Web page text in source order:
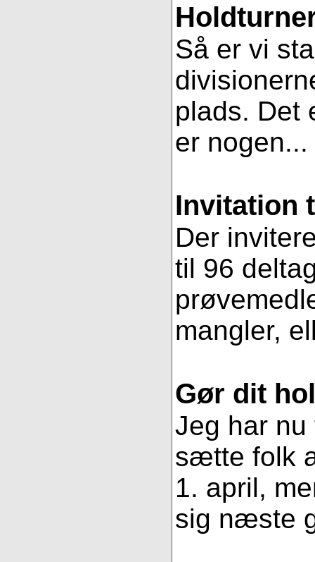
Så er vi
plads. Det
er nogen...
Invitation
Der
til 96
mangler,
Gør dit
Jeg har
sætte folk
1. april,
sig næste